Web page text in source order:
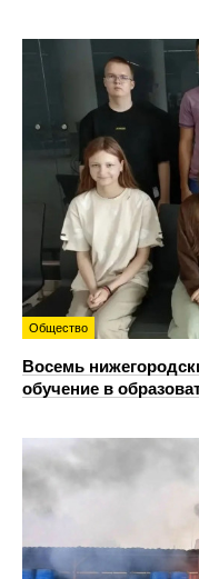
Общество
Восемь
обучение в